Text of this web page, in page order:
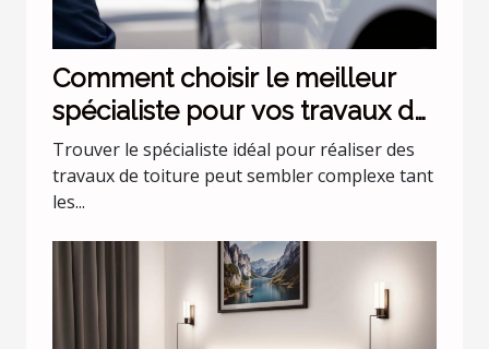
Comment choisir le meilleur
spécialiste pour vos travaux de
toiture ?
Trouver le spécialiste idéal pour réaliser des
travaux de toiture peut sembler complexe tant
les...